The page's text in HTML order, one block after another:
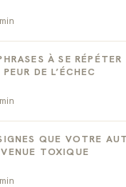
min
À SE
DE L’ÉCHEC
min
QUE VOTRE
TOXIQUE
min